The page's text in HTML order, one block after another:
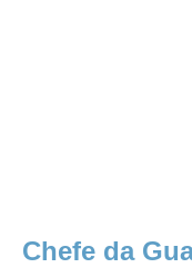
Chefe da